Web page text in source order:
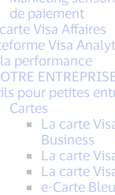
de paiement
Visa Affaires
Visa
performance
pour petites
Cartes
La carte
Business
La carte
La carte
e-Carte